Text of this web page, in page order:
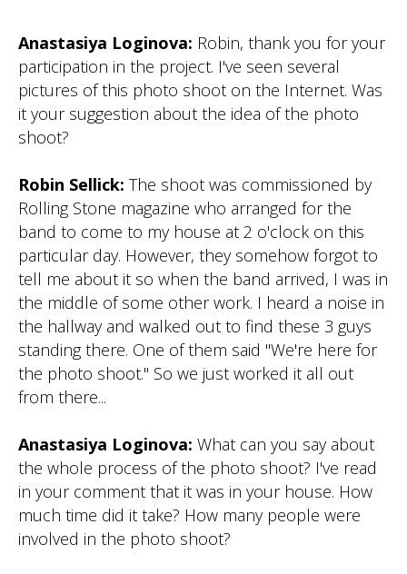
Anastasiya Loginova: Robin, thank you for your
participation in the project. I've seen several
pictures of this photo shoot on the Internet. Was
it your suggestion about the idea of the photo
shoot?
Robin Sellick: The shoot was commissioned by
Rolling Stone magazine who arranged for the
band to come to my house at 2 o'clock on this
particular day. However, they somehow forgot to
tell me about it so when the band arrived, I was in
the middle of some other work. I heard a noise in
the hallway and walked out to find these 3 guys
standing there. One of them said "We're here for
the photo shoot." So we just worked it all out
from there...
Anastasiya Loginova: What can you say about
the whole process of the photo shoot? I've read
in your comment that it was in your house. How
much time did it take? How many people were
involved in the photo shoot?